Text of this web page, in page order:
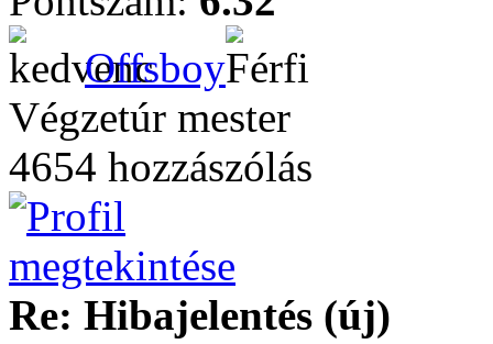
Offsboy
Végzetúr mester
4654 hozzászólás
Re: Hibajelentés (új)